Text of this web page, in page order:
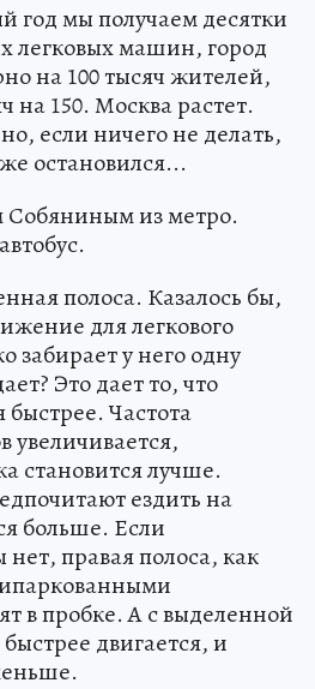
год мы получаем десятки
легковых машин, город
на 100 тысяч жителей,
на 150. Москва растет.
если ничего не делать,
остановился...
из метро.
полоса. Казалось бы,
для легкового
забирает у него одну
Это дает то, что
быстрее. Частота
увеличивается,
становится лучше.
ездить на
больше. Если
правая полоса, как
в пробке. А с выделенной
двигается, и